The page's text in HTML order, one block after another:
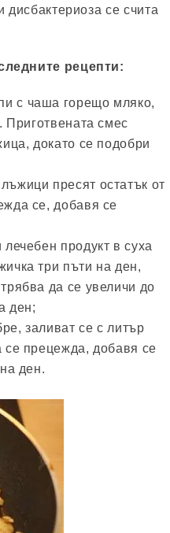
дисбактериоза се счита
рецепти:
с чаша горещо мляко,
Приготвената смес
докато се подобри
пресят остатък от
се, добавя се
продукт в суха
три пъти на ден,
да се увеличи до
ден;
заливат се с литър
се прецежда, добавя се
ден.